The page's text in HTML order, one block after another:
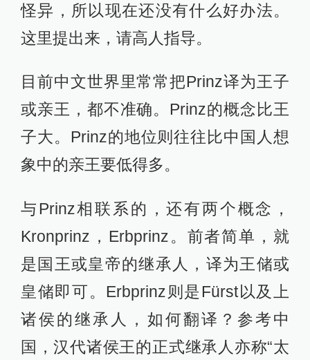
怪异，所以现在还没有什么好办法。
这里提出来，请高人指导。
目前中文世界里常常把Prinz译为王子
或亲王，都不准确。Prinz的概念比王
子大。Prinz的地位则往往比中国人想
象中的亲王要低得多。
与Prinz相联系的，还有两个概念，
Kronprinz，Erbprinz。前者简单，就
是国王或皇帝的继承人，译为王储或
皇储即可。Erbprinz则是Fürst以及上
诸侯的继承人，如何翻译？参考中
国，汉代诸侯王的正式继承人亦称“太